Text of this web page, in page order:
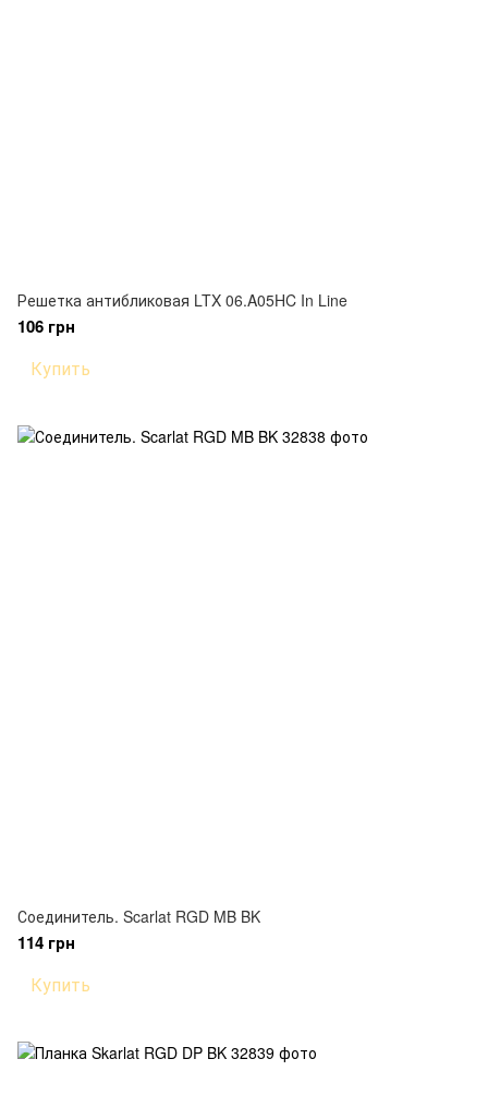
Решетка антибликовая LTX 06.A05HC In Line
106 грн
Купить
Соединитель. Scarlat RGD MB BK
114 грн
Купить